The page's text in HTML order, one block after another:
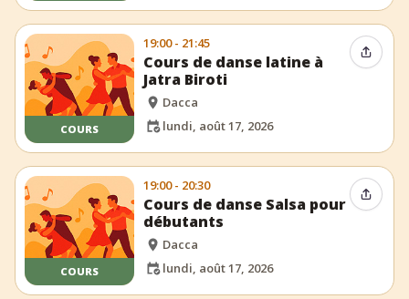
COURS
19:00 - 21:45
Cours de danse latine à
Jatra Biroti
Dacca
lundi, août 17, 2026
COURS
19:00 - 20:30
Cours de danse Salsa pour
débutants
Dacca
lundi, août 17, 2026